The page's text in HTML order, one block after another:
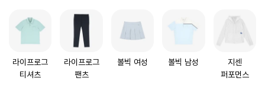
라이프로그
티셔츠
라이프로그
팬츠
볼빅 여성 볼빅 남성
지센
퍼포먼스